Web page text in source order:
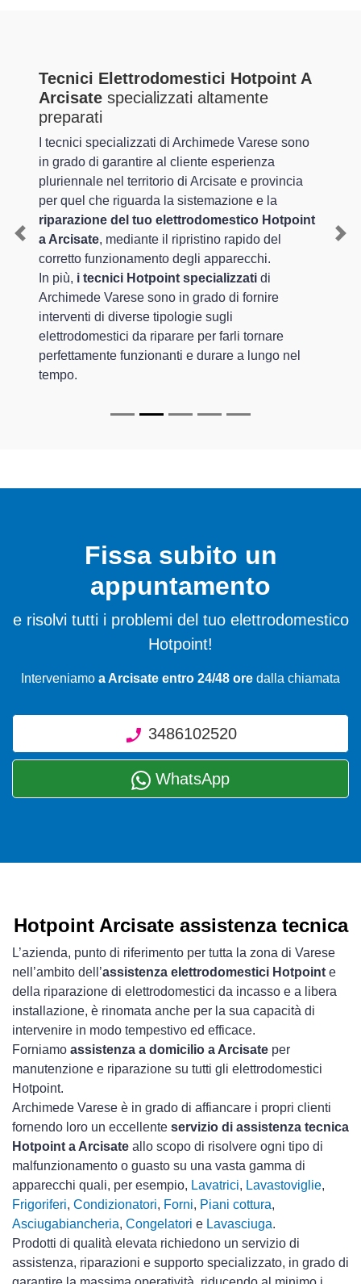
Tecnici Elettrodomestici Hotpoint A
Arcisate specializzati altamente
preparati
I tecnici specializzati di Archimede Varese sono
in grado di garantire al cliente esperienza
pluriennale nel territorio di Arcisate e provincia
per quel che riguarda la sistemazione e la
riparazione del tuo elettrodomestico Hotpoint
a Arcisate, mediante il ripristino rapido del
corretto funzionamento degli apparecchi.
In più, i tecnici Hotpoint specializzati di
Archimede Varese sono in grado di fornire
interventi di diverse tipologie sugli
elettrodomestici da riparare per farli tornare
perfettamente funzionanti e durare a lungo nel
tempo.
Previous
Fissa subito un
appuntamento
e risolvi tutti i problemi del tuo elettrodomestico
Hotpoint!
Interveniamo a Arcisate entro 24/48 ore dalla chiamata
3486102520
WhatsApp
Hotpoint Arcisate assistenza tecnica
L’azienda, punto di riferimento per tutta la zona di Varese
nell’ambito dell’assistenza elettrodomestici Hotpoint e
della riparazione di elettrodomestici da incasso e a libera
installazione, è rinomata anche per la sua capacità di
intervenire in modo tempestivo ed efficace.
Forniamo assistenza a domicilio a Arcisate per
manutenzione e riparazione su tutti gli elettrodomestici
Hotpoint.
Archimede Varese è in grado di affiancare i propri clienti
fornendo loro un eccellente servizio di assistenza tecnica
Hotpoint a Arcisate allo scopo di risolvere ogni tipo di
malfunzionamento o guasto su una vasta gamma di
apparecchi quali, per esempio, Lavatrici, Lavastoviglie,
Frigoriferi, Condizionatori, Forni, Piani cottura,
Asciugabiancheria, Congelatori e Lavasciuga.
Prodotti di qualità elevata richiedono un servizio di
assistenza, riparazioni e supporto specializzato, in grado di